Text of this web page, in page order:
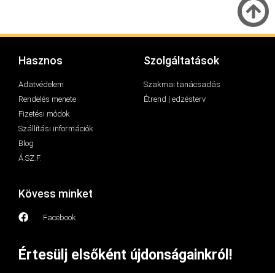
Hasznos
Adatvédelem
Rendelés menete
Fizetési módok
Szállítási információk
Blog
Á.SZ.F.
Szolgáltatások
Szakmai tanácsadás
Étrend | edzésterv
Kövess minket
Facebook
Értesülj elsőként újdonságainkról!